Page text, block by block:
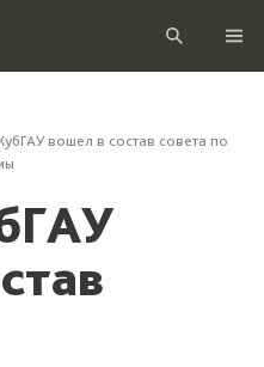
вошел в состав совета по